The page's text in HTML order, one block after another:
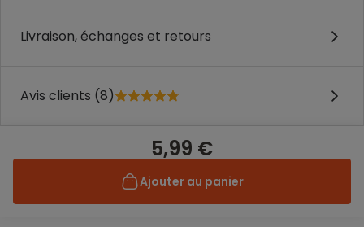
Livraison, échanges et retours
Avis clients (8)
5,99 €
Ajouter au panier